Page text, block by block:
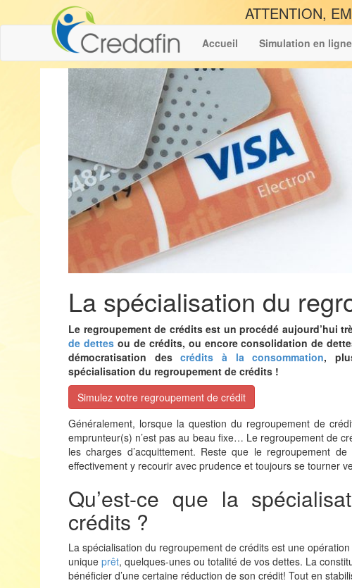
ATTENTION,
Accueil Simulation en ligne
La spécialisation du
Le regroupement de crédits est un procédé aujourd’hui
de dettesou de crédits, ou encore consolidation de
démocratisation descrédits à la consommation,
spécialisation du regroupement de crédits !
Simulez votre regroupement de crédit
Généralement, lorsque la question du regroupement de
emprunteur(s) n’est pas au beau fixe… Le regroupement de
les charges d’acquittement. Reste que le regroupement
effectivement y recourir avec prudence et toujours se tourner
Qu’est-ce que la
crédits ?
La spécialisation du regroupement de crédits est une
unique prêt, quelques-unes ou totalité de vos dettes. La
bénéficier d’une certaine réduction de son crédit! Tout en